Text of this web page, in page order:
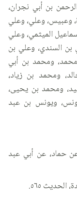
بن أبي نجران،
وعبيس، وعلي، وعلي
الميثمي، وعلي
السندي، وعلي بن
محمد، ومحمد بن أبي
ومحمد بن زياد،
ومحمد بن يحيى،
ويونس بن عبد
حماد، عن أبي عبد